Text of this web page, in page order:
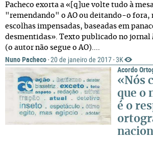
Pacheco exorta a «[q]ue volte tudo à
"remendando" o AO ou deitando-o fora,
escolhas impensadas, baseadas em
desmentidas». Texto publicado no jornal
(o autor não segue o AO)....
Nuno Pacheco · 20 de janeiro de 2017 · 3K
Acordo
«Nós
que o
é o